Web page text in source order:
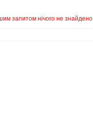
запитом нічого не знайдено